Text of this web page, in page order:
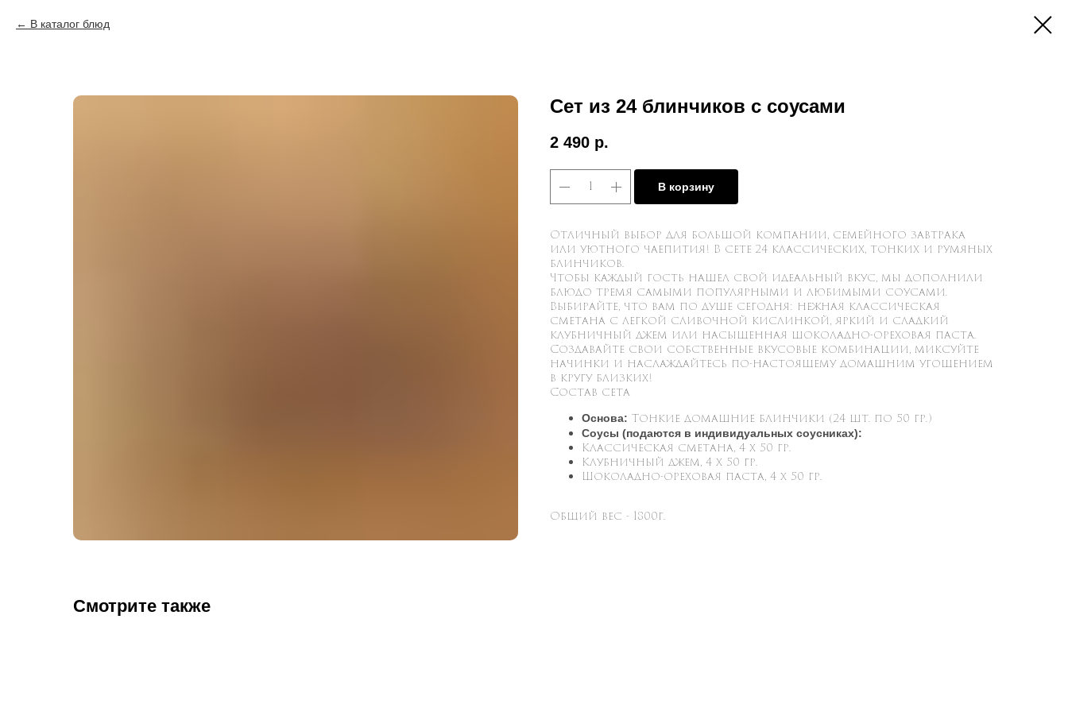
В каталог блюд
Сет из 24 блинчиков с соусами
2 490 р.
В корзину
Отличный выбор для большой компании, семейного завтрака
или уютного чаепития! В сете 24 классических, тонких и румяных
блинчиков.
Чтобы каждый гость нашел свой идеальный вкус, мы дополнили
блюдо тремя самыми популярными и любимыми соусами.
Выбирайте, что вам по душе сегодня: нежная классическая
сметана с легкой сливочной кислинкой, яркий и сладкий
клубничный джем или насыщенная шоколадно-ореховая паста.
Создавайте свои собственные вкусовые комбинации, миксуйте
начинки и наслаждайтесь по-настоящему домашним угощением
в кругу близких!
Состав сета
Основа: Тонкие домашние блинчики (24 шт. по 50 гр.)
Соусы (подаются в индивидуальных соусниках):
Классическая сметана, 4 х 50 гр.
Клубничный джем, 4 х 50 гр.
Шоколадно-ореховая паста, 4 х 50 гр.
Общий вес - 1800г.
Смотрите также